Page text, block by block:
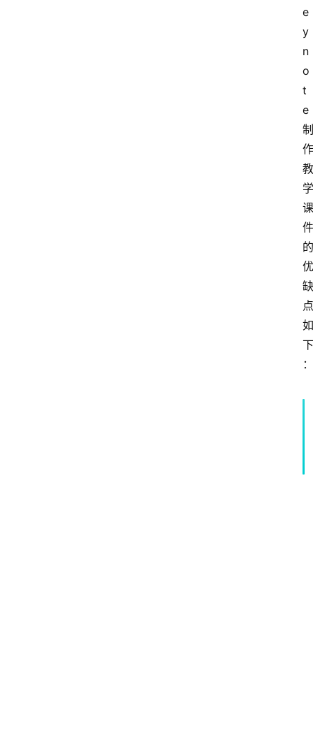
e
y
n
o
t
e
制
作
教
学
课
件
的
优
缺
点
如
下
：